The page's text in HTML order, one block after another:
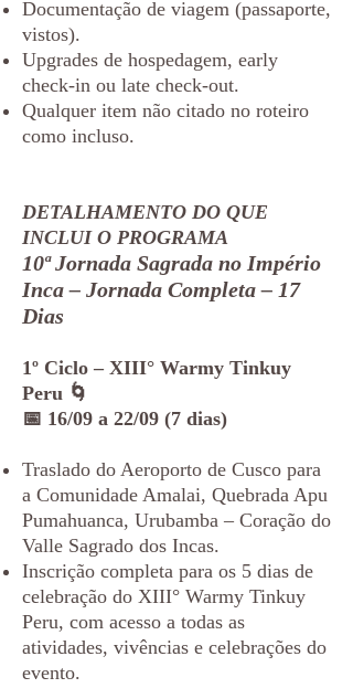
Documentação de viagem (passaporte,
vistos).
Upgrades de hospedagem, early
check-in ou late check-out.
Qualquer item não citado no roteiro
como incluso.
DETALHAMENTO DO QUE
INCLUI O PROGRAMA
10ª Jornada Sagrada no Império
Inca – Jornada Completa – 17
Dias
1º Ciclo – XIII° Warmy Tinkuy
Peru 🌀
📅 16/09 a 22/09 (7 dias)
Traslado do Aeroporto de Cusco para
a Comunidade Amalai, Quebrada Apu
Pumahuanca, Urubamba – Coração do
Valle Sagrado dos Incas.
Inscrição completa para os 5 dias de
celebração do XIII° Warmy Tinkuy
Peru, com acesso a todas as
atividades, vivências e celebrações do
evento.